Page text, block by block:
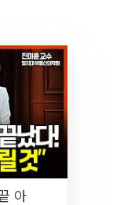
아